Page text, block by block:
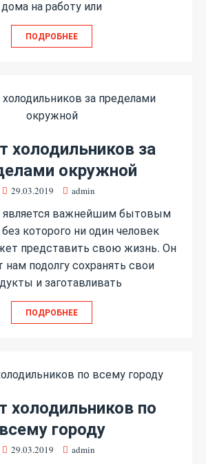
дома на работу или
ПОДРОБНЕЕ
холодильников за
окружной
29.03.2019 admin
является важнейшим бытовым
которого ни один человек
представить свою жизнь. Он
нам подолгу сохранять свои
и заготавливать
ПОДРОБНЕЕ
холодильников по
всему городу
29.03.2019 admin